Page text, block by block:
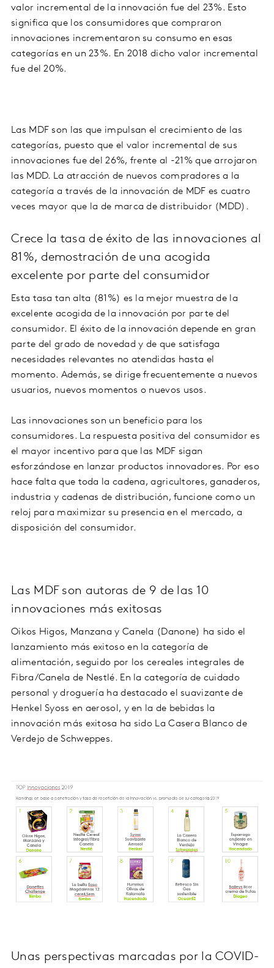
valor incremental de la innovación fue del 23%. Esto
significa que los consumidores que compraron
innovaciones incrementaron su consumo en esas
categorías en un 23%. En 2018 dicho valor incremental
fue del 20%.
Las MDF son las que impulsan el crecimiento de las
categorías, puesto que el valor incremental de sus
innovaciones fue del 26%, frente al -21% que arrojaron
las MDD. La atracción de nuevos compradores a la
categoría a través de la innovación de MDF es cuatro
veces mayor que la de marca de distribuidor (MDD).
Crece la tasa de éxito de las innovaciones al
81%, demostración de una acogida
excelente por parte del consumidor
Esta tasa tan alta (81%) es la mejor muestra de la
excelente acogida de la innovación por parte del
consumidor. El éxito de la innovación depende en gran
parte del grado de novedad y de que satisfaga
necesidades relevantes no atendidas hasta el
momento. Además, se dirige frecuentemente a nuevos
usuarios, nuevos momentos o nuevos usos.
Las innovaciones son un beneficio para los
consumidores. La respuesta positiva del consumidor es
el mayor incentivo para que las MDF sigan
esforzándose en lanzar productos innovadores. Por eso
hace falta que toda la cadena, agricultores, ganaderos,
industria y cadenas de distribución, funcione como un
reloj para maximizar su presencia en el mercado, a
disposición del consumidor.
Las MDF son autoras de 9 de las 10
innovaciones más exitosas
Oikos Higos, Manzana y Canela (Danone) ha sido el
lanzamiento más exitoso en la categoría de
alimentación, seguido por los cereales integrales de
Fibra/Canela de Nestlé. En la categoría de cuidado
personal y droguería ha destacado el suavizante de
Henkel Syoss en aerosol, y en la de bebidas la
innovación más exitosa ha sido La Casera Blanco de
Verdejo de Schweppes.
Unas perspectivas marcadas por la COVID-